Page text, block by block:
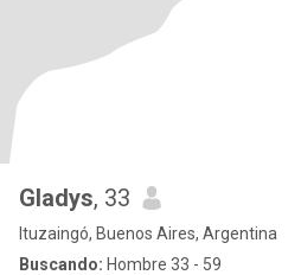
Gladys, 33
Ituzaingó, Buenos Aires, Argentina
Buscando: Hombre 33 - 59